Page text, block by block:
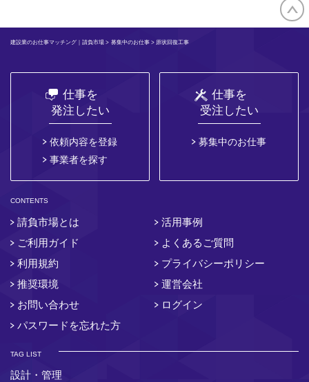
建設業のお仕事マッチング｜請負市場 > 募集中のお仕事> 原状回復工事
仕事を
発注したい
依頼内容を登録
事業者を探す
仕事を
受注したい
募集中のお仕事
CONTENTS
請負市場とは
活用事例
ご利用ガイド
よくあるご質問
利用規約
プライバシーポリシー
推奨環境
運営会社
お問い合わせ
ログイン
パスワードを忘れた方
TAG LIST
設計・管理